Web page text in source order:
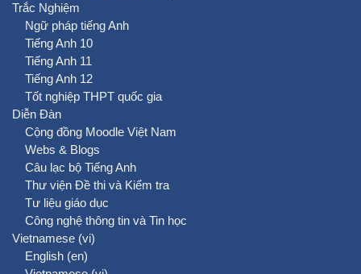
Trắc Nghiệm
Ngữ pháp tiếng Anh
Tiếng Anh 10
Tiếng Anh 11
Tiếng Anh 12
Tốt nghiệp THPT quốc gia
Diễn Đàn
Cộng đồng Moodle Việt Nam
Webs & Blogs
Câu lạc bộ Tiếng Anh
Thư viện Đề thi và Kiểm tra
Tư liệu giáo dục
Công nghệ thông tin và Tin học
Vietnamese ‎(vi)‎
English ‎(en)‎